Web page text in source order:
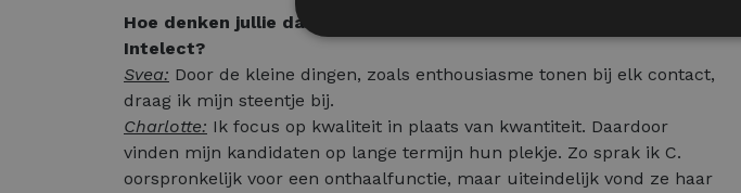
Hoe denken jullie dat jullie werk bijdraagt aan de groei van
Intelect?
Svea: Door de kleine dingen, zoals enthousiasme tonen bij elk contact,
draag ik mijn steentje bij.
Charlotte: Ik focus op kwaliteit in plaats van kwantiteit. Daardoor
vinden mijn kandidaten op lange termijn hun plekje. Zo sprak ik C.
oorspronkelijk voor een onthaalfunctie, maar uiteindelijk vond ze haar